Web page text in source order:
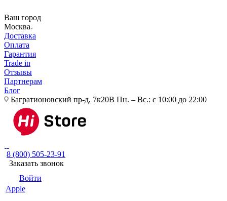
Ваш город
Москва
Доставка
Оплата
Гарантия
Trade in
Отзывы
Партнерам
Блог
Багратионовский пр-д, 7к20В Пн. – Вс.: с 10:00 до 22:00
8 (800) 505-23-91
Заказать звонок
Войти
Apple